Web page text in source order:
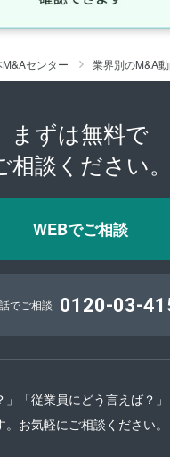
センター 業界別のM&A動
まずは無料で
相談ください。
WEBでご相談
でご相談 0120-03-
」「従業員にどう言えば？
お気軽にご相談ください。